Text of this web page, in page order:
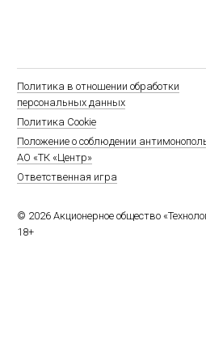
Политика в отношении обработки
персональных данных
Политика Cookie
Положение о соблюдении
АО «ТК «Центр»
Ответственная игра
© 2026 Акционерное общество
18+